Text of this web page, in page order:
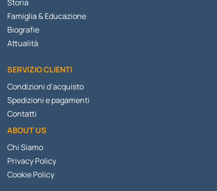
Storia
Famiglia & Educazione
Biografie
Attualità
SERVIZIO CLIENTI
Condizioni d’acquisto
Spedizioni e pagamenti
Contatti
ABOUT US
Chi Siamo
Privacy Policy
Cookie Policy